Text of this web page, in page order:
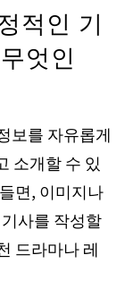
적인 기
엇인
보를 자유롭게
소개할 수 있
면, 이미지나
사를 작성할
드라마나 레